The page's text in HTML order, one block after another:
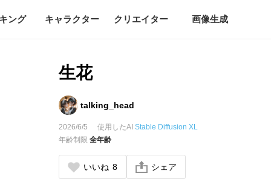
ング キャラクター クリエイター 画像生成
生花
talking_head
2026/6/5 使用したAIStable Diffusion XL
年齢制限全年齢
いいね 8 シェア